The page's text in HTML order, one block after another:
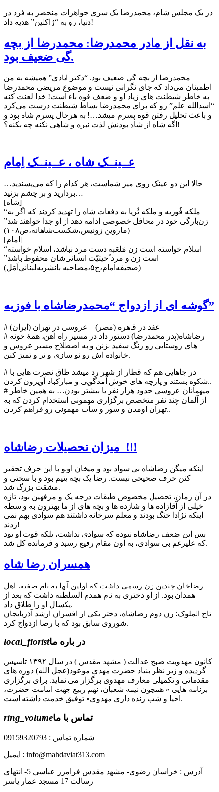
در یک مجلس شام، محمدرضا یک سری جواهرات منحصر به فرد در
دنیا، رو به “ژاکلین” هدیه داد!
به نقل از مادر محمدرضا: محمدرضا از بچه
گی ضعيف بود.
محمدرضا از بچه گی ضعيف بود. “دكتر ايادی” هميشه به من
اطمينان می‌داد كه جای نگرانی نيست و موضوع مريضی محمدرضا
به خاطر شيطنت های زياد او و ضعف قوه باء است! خدا لعنت كنه
“اسدالله علم” رو كه برای محمدرضا بساط شيطنت درست می‌کرد
و باعث تحليل رفتن قوه پسرم ميشد…! به هرحال پسرم شاه بود و
اگه شاه از شاه بودنش لذت نبره و شاهی نكنه چه بكنه؟!
عــینــک شاه ، عــینــک اِمام
…حالا این دو عینک روی میز شماست، هر کدام را که می‌پسندید
بردارید و بر چشم بزنید…
[شاه]
“ملکه فُوزیه و ملکه ثُریا به دفعات شاه را تهدید کردند که اگر به
زن‌بارگی خود در محافل خصوصی ادامه دهد از او جدا خواهند شد”
(ماروین زونیس،شکست‌شاهانه،ص۱۰۸)
[امام]
“اسلام خواسته است زن مَلعَبه دست مرد نباشد، اسلام خواسته
است زن و مرد ّحیثیّت انسانی‌شان محفوظ‌ باشد”
(صحیفه‌امام،ج۵،مصاحبه با‌نشریه‌لبنانی‌اَمَل)
گوشه ای از ازدواج “محمدرضاشاه با فوزیه”
# عقد در قاهره (مصر) – عروسی در تهران (ایران)
# رضاشاه(پدر محمدرضا) دستور داد در مسیر راه آهن، همهٔ خونه
های روستایی رو رنگ سفید بزنن و به اصطلاح مسیر عروس و
خانواده اش رو نو سازی و تر و تمیز کنن..
# در جاهایی هم که قطار از شهر رد میشد طاق نصرت هایی با
شکوه بستند و پارچه های خوش آمدگویی و مبارکباد آویزون کردن..
# میهمانان عروسی حدود هزار نفر یا بیشتر بودن… به همین خاطر
از آلمان چند نفر متخصص برگزاری مهمونی استخدام کردن که به
تهران اومدن و سور و سات مهمونی رو فراهم کردن..
میزان تحصیلات رضاشاه !!!
اینکه میگن رضاشاه بی سواد بود و میخان اونو با این حرف تحقیر
کنن حرف صحیحی نیست. رضا یک بچه یتیم بود و با سختی و
مشقت بزرگ شد.
در آن زمان، تحصیل مخصوص طبقات درجه یک و مرفهین بود، تازه
خیلی از آقازاده ها و شازده ها و بچه های از ما بهترون به واسطه
اینکه نژادا خنگ بودند و معلم سرخانه داشتند هم سوادی بهم نمی
زدند!
پس این ضعف رضاشاه نبوده که سوادی نداشت، بلکه قوت او بود
که علیرغم بی سوادی، به اون مقام رفیع رسید و فرمانده کل شد.
همسران رضا شاه
رضاخان چندین زن رسمی داشت که اولین آنها به نام صفیه، اهل
همدان بود. از او دختری به نام همدم السلطنه داشت که بعد از
یکسال او را طلاق داد.
تاج الملوک؛ زن دوم رضاشاه، دختر یکی از افسران ارشد آذربایجان
شوروی سابق بود که با رضا ازدواج کرد.
local_floristدر باره ما
کانون مهدویت صبح عدالت ( مشهد مقدس ) در سال ۱۳۹۲ تاسیس
گردیده و زیر نظر بنیاد حضرت مهدی موعود(عجل الله) دوره های
مقدماتی و تکمیلی معارف مهدوی برگزار می نماید. برای برگزاری
برنامه هایی « همچون نیمه شعبان، نهم ربیع جهت امامت حضرت،
احیا و شب زنده داری مهدوی» توفیق خدمت داشته است.
ring_volumeتماس با ما
شماره تماس : 09159320793
ایمیل : info@mahdaviat313.com
آدرس : خراسان رضوی- مشهد مقدس فرامرز عباسی 5- انتهای
رسالت 17 مسجد عمار یاسر